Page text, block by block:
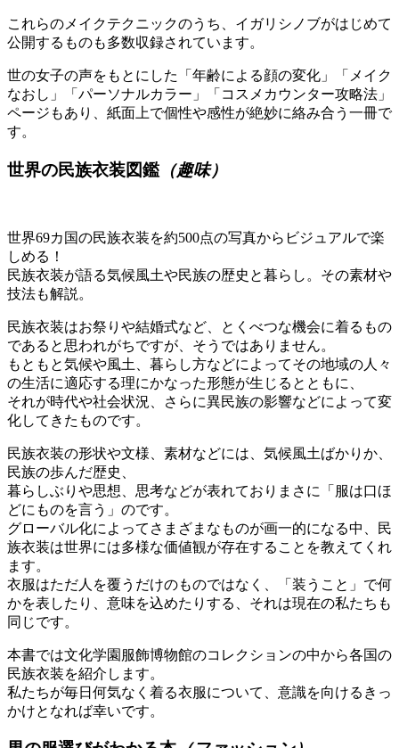
これらのメイクテクニックのうち、イガリシノブがはじめて
公開するものも多数収録されています。
世の女子の声をもとにした「年齢による顔の変化」「メイク
なおし」「パーソナルカラー」「コスメカウンター攻略法」
ページもあり、紙面上で個性や感性が絶妙に絡み合う一冊で
す。
世界の民族衣装図鑑 （趣味）
世界69カ国の民族衣装を約500点の写真からビジュアルで楽
しめる！
民族衣装が語る気候風土や民族の歴史と暮らし。その素材や
技法も解説。
民族衣装はお祭りや結婚式など、とくべつな機会に着るもの
であると思われがちですが、そうではありません。
もともと気候や風土、暮らし方などによってその地域の人々
の生活に適応する理にかなった形態が生じるとともに、
それが時代や社会状況、さらに異民族の影響などによって変
化してきたものです。
民族衣装の形状や文様、素材などには、気候風土ばかりか、
民族の歩んだ歴史、
暮らしぶりや思想、思考などが表れておりまさに「服は口ほ
どにものを言う」のです。
グローバル化によってさまざまなものが画一的になる中、民
族衣装は世界には多様な価値観が存在することを教えてくれ
ます。
衣服はただ人を覆うだけのものではなく、「装うこと」で何
かを表したり、意味を込めたりする、それは現在の私たちも
同じです。
本書では文化学園服飾博物館のコレクションの中から各国の
民族衣装を紹介します。
私たちが毎日何気なく着る衣服について、意識を向けるきっ
かけとなれば幸いです。